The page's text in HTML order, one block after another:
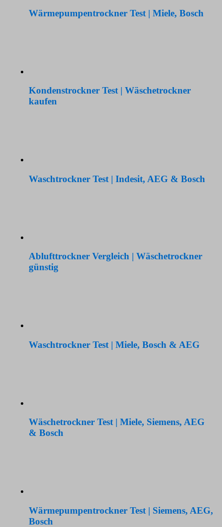
Wärmepumpentrockner Test | Miele, Bosch
Kondenstrockner Test | Wäschetrockner
kaufen
Waschtrockner Test | Indesit, AEG & Bosch
Ablufttrockner Vergleich | Wäschetrockner
günstig
Waschtrockner Test | Miele, Bosch & AEG
Wäschetrockner Test | Miele, Siemens, AEG
& Bosch
Wärmepumpentrockner Test | Siemens, AEG,
Bosch